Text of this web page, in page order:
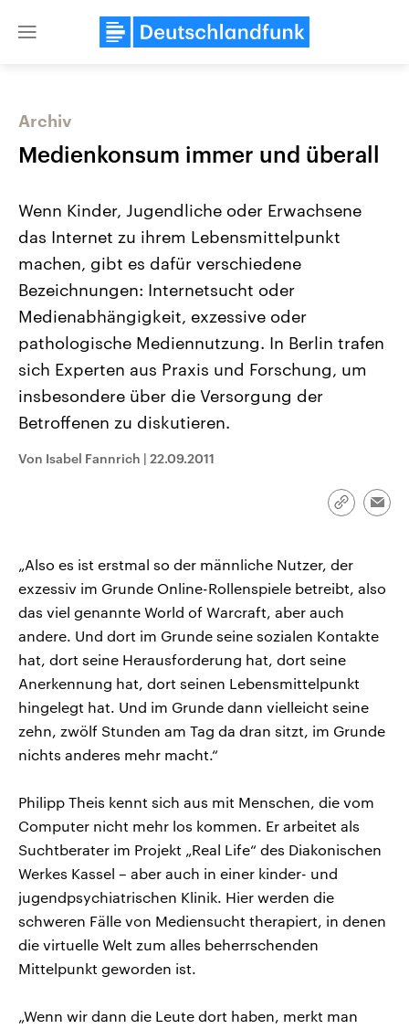
Close
Landtagswahl Sachsen-Anhalt
2026
Alle Informationen
Sachsen-Anhalt wählt am 6.
September 2026 einen neuen
Landtag. Seit 2021 wird das
Bundesland von einer Koalition aus
CDU, SPD und FDP regiert.-
Wahlprogramme, aktuelle Berichte
und Hintergründe zu den Parteien
USA
Aktuelle Beiträge,
Hintergründe
Wirtschaftlich und
gehören die Vereinigten
den mächtigsten Ländern
mit großem Einfluss auf
Sendungen Programm
Archiv
Medienkonsum immer und überall
Wenn Kinder, Jugendliche oder Erwachsene
das Internet zu ihrem Lebensmittelpunkt
machen, gibt es dafür verschiedene
Bezeichnungen: Internetsucht oder
Medienabhängigkeit, exzessive oder
pathologische Mediennutzung. In Berlin trafen
sich Experten aus Praxis und Forschung, um
insbesondere über die Versorgung der
Betroffenen zu diskutieren.
Von Isabel Fannrich | 22.09.2011
Link
„Also es ist erstmal so der männliche Nutzer, der
exzessiv im Grunde Online-Rollenspiele betreibt, also
das viel genannte World of Warcraft, aber auch
andere. Und dort im Grunde seine sozialen Kontakte
hat, dort seine Herausforderung hat, dort seine
Anerkennung hat, dort seinen Lebensmittelpunkt
hingelegt hat. Und im Grunde dann vielleicht seine
zehn, zwölf Stunden am Tag da dran sitzt, im Grunde
nichts anderes mehr macht.“
Philipp Theis kennt sich aus mit Menschen, die vom
Computer nicht mehr los kommen. Er arbeitet als
Suchtberater im Projekt „Real Life“ des Diakonischen
Werkes Kassel – aber auch in einer kinder- und
jugendpsychiatrischen Klinik. Hier werden die
schweren Fälle von Mediensucht therapiert, in denen
die virtuelle Welt zum alles beherrschenden
Mittelpunkt geworden ist.
„Wenn wir dann die Leute dort haben, merkt man